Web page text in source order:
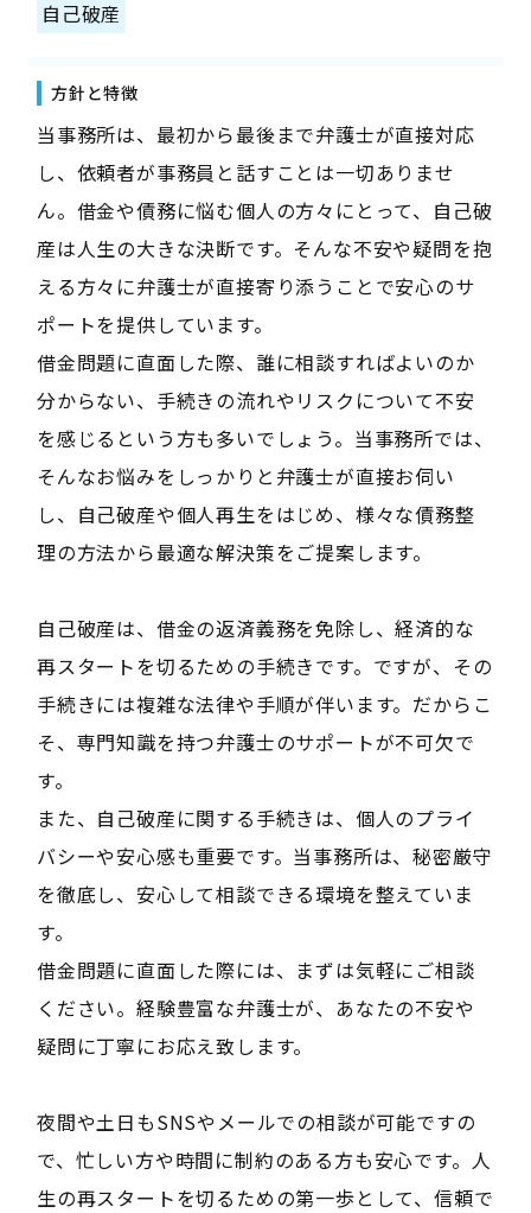
自己破産
方針と特徴
当事務所は、最初から最後まで弁護士が直接対応
し、依頼者が事務員と話すことは一切ありませ
ん。借金や債務に悩む個人の方々にとって、自己破
産は人生の大きな決断です。そんな不安や疑問を抱
える方々に弁護士が直接寄り添うことで安心のサ
ポートを提供しています。
借金問題に直面した際、誰に相談すればよいのか
分からない、手続きの流れやリスクについて不安
を感じるという方も多いでしょう。当事務所では、
そんなお悩みをしっかりと弁護士が直接お伺い
し、自己破産や個人再生をはじめ、様々な債務整
理の方法から最適な解決策をご提案します。
自己破産は、借金の返済義務を免除し、経済的な
再スタートを切るための手続きです。ですが、その
手続きには複雑な法律や手順が伴います。だからこ
そ、専門知識を持つ弁護士のサポートが不可欠で
す。
また、自己破産に関する手続きは、個人のプライ
バシーや安心感も重要です。当事務所は、秘密厳守
を徹底し、安心して相談できる環境を整えていま
す。
借金問題に直面した際には、まずは気軽にご相談
ください。経験豊富な弁護士が、あなたの不安や
疑問に丁寧にお応え致します。
夜間や土日もSNSやメールでの相談が可能ですの
で、忙しい方や時間に制約のある方も安心です。人
生の再スタートを切るための第一歩として、信頼で